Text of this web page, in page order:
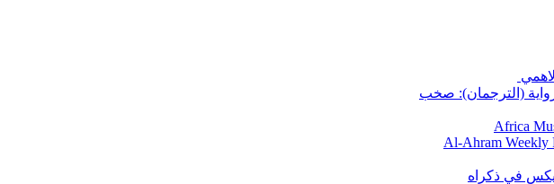
(الترجمان): صخب
Africa
Al-Ahram Weekly
في ذكراه